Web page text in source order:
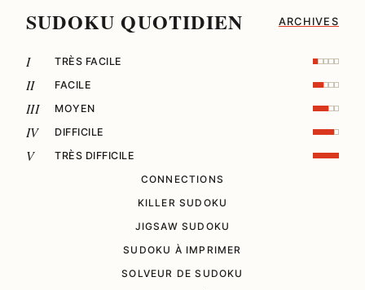
SUDOKU QUOTIDIEN ARCHIVES
I TRÈS FACILE
II FACILE
III MOYEN
IV DIFFICILE
V
TRÈS DIFFICILE
CONNECTIONS
KILLER SUDOKU
JIGSAW SUDOKU
SUDOKU À IMPRIMER
SOLVEUR DE SUDOKU